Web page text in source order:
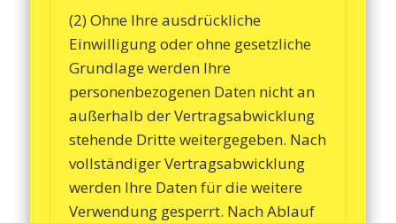
(2) Ohne Ihre ausdrückliche
Einwilligung oder ohne gesetzliche
Grundlage werden Ihre
personenbezogenen Daten nicht an
außerhalb der Vertragsabwicklung
stehende Dritte weitergegeben. Nach
vollständiger Vertragsabwicklung
werden Ihre Daten für die weitere
Verwendung gesperrt. Nach Ablauf